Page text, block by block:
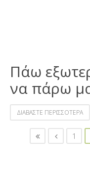
Πάω
να πάρω
ΔΙΑΒΑΣΤΕ ΠΕΡΙΣΣΟΤΕΡΑ
1